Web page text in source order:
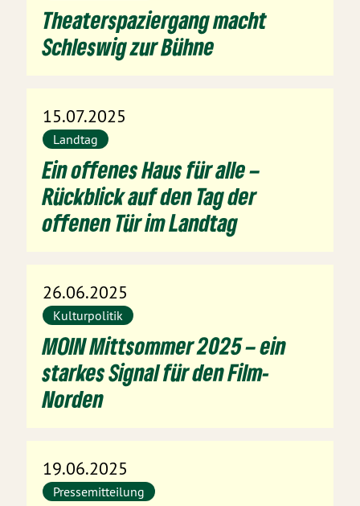
Theaterspaziergang macht
Schleswig zur Bühne
15.07.2025
Landtag
Ein offenes Haus für alle –
Rückblick auf den Tag der
offenen Tür im Landtag
26.06.2025
Kulturpolitik
MOIN Mittsommer 2025 – ein
starkes Signal für den Film-
Norden
19.06.2025
Pressemitteilung